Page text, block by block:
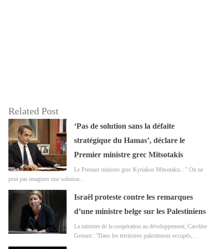
Related Post
‘Pas de solution sans la défaite
stratégique du Hamas’, déclare le
Premier ministre grec Mitsotakis
Le Premier ministre grec Kyriakos Mitsotakis : " On ne
peut pas imaginer une solution…
Israël proteste contre les remarques
d’une ministre belge sur les Palestiniens
La ministre de la coopération au développement, Caroline
Gennez : ''Dans les territoires palestiniens occupés,…